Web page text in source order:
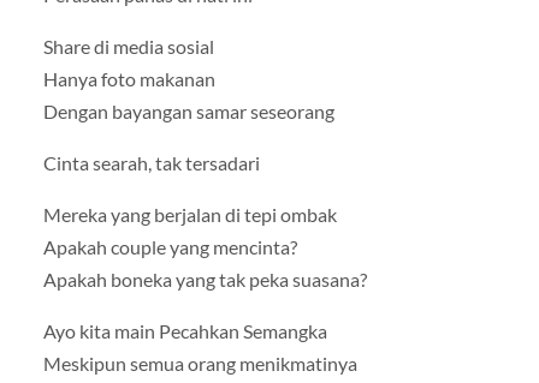
Share di media sosial
Hanya foto makanan
Dengan bayangan samar seseorang
Cinta searah, tak tersadari
Mereka yang berjalan di tepi ombak
Apakah couple yang mencinta?
Apakah boneka yang tak peka suasana?
Ayo kita main Pecahkan Semangka
Meskipun semua orang menikmatinya